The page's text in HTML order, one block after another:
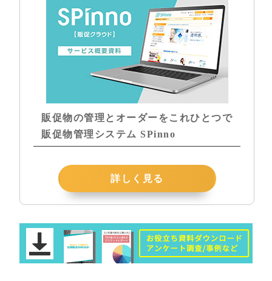
販促物の管理とオーダーをこれひとつで
販促物管理システム SPinno
詳しく見る